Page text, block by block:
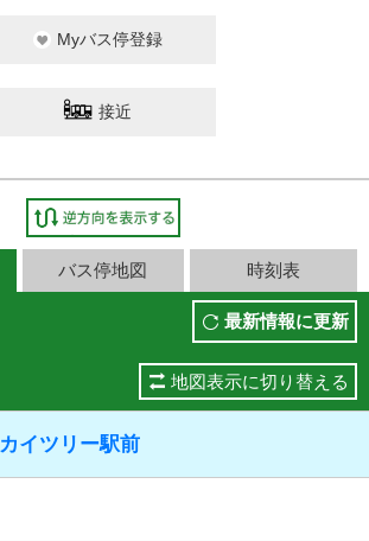
Myバス停登録
接近
バス停地図 時刻表
最新情報に更新
地図表示に切り替える
イツリー駅前